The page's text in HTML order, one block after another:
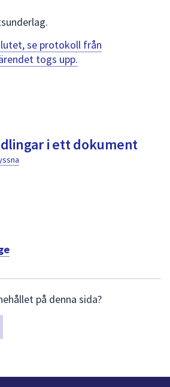
för
att
navigera
för
se protokoll från
togs upp.
i ett dokument
på denna sida?